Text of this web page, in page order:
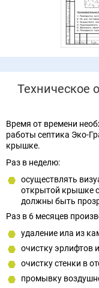
Техническое
Время от времени
работы септика Эко-
крышке.
Раз в неделю:
осуществлять
открытой крышке
должны быть
Раз в 6 месяцев
удаление ила из
очистку эрлифтов
очистку стенки в
промывку